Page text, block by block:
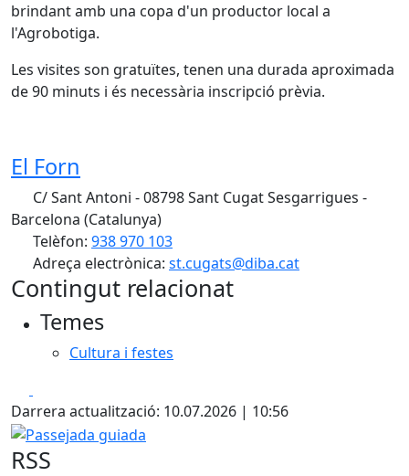
brindant amb una copa d'un productor local a
l'Agrobotiga.
Les visites son gratuïtes, tenen una durada aproximada
de 90 minuts i és necessària inscripció prèvia.
El Forn
C/ Sant Antoni - 08798 Sant Cugat Sesgarrigues -
Barcelona (Catalunya)
Telèfon: 938 970 103
Adreça electrònica: st.cugats@diba.cat
Contingut relacionat
Temes
Cultura i festes
Darrera actualització: 10.07.2026 | 10:56
Passejada guiada
RSS